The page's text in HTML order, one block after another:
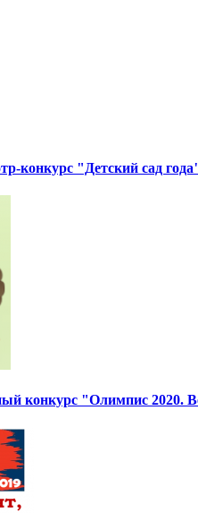
конкурс "Детский сад
конкурс "Олимпис 2020.